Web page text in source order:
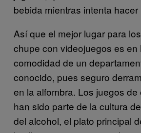
bebida mientras intenta hacer
Así que el mejor lugar para
chupe con videojuegos es en
comodidad de un
conocido, pues seguro
en la alfombra. Los juegos
han sido parte de la cultura
del alcohol, el plato principal